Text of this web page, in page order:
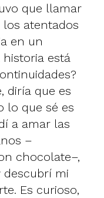
que llamar
atentados
en un
historia está
diría que es
lo que sé es
a amar las
–
chocolate–,
descubrí mi
Es curioso,